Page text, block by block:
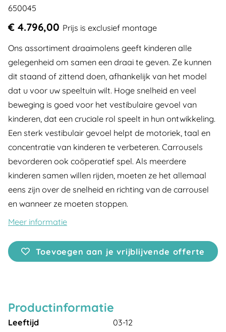
650045
€ 4.796,00 Prijs is exclusief montage
Ons assortiment draaimolens geeft kinderen alle
gelegenheid om samen een draai te geven. Ze kunnen
dit staand of zittend doen, afhankelijk van het model
dat u voor uw speeltuin wilt. Hoge snelheid en veel
beweging is goed voor het vestibulaire gevoel van
kinderen, dat een cruciale rol speelt in hun ontwikkeling.
Een sterk vestibulair gevoel helpt de motoriek, taal en
concentratie van kinderen te verbeteren. Carrousels
bevorderen ook coöperatief spel. Als meerdere
kinderen samen willen rijden, moeten ze het allemaal
eens zijn over de snelheid en richting van de carrousel
en wanneer ze moeten stoppen.
Meer informatie
Toevoegen aan je vrijblijvende offerte
Productinformatie
Leeftijd
03-12